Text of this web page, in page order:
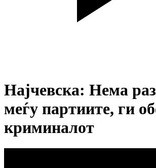
Најчевска: Нема
меѓу партиите, ги
криминалот